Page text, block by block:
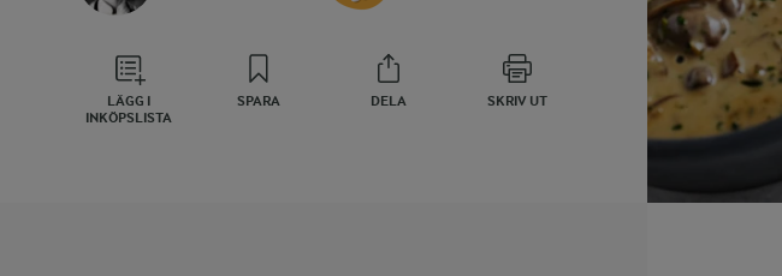
LÄGG I
INKÖPSLISTA
SPARA DELA SKRIV UT